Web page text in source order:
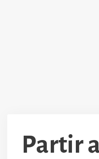
Partir